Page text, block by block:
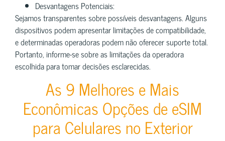
Desvantagens Potenciais:
Sejamos transparentes sobre possíveis desvantagens. Alguns
dispositivos podem apresentar limitações de compatibilidade,
e determinadas operadoras podem não oferecer suporte total.
Portanto, informe-se sobre as limitações da operadora
escolhida para tomar decisões esclarecidas.
As 9 Melhores e Mais
Econômicas Opções de eSIM
para Celulares no Exterior